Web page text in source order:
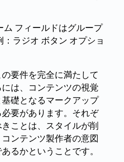
ム フィールドはグループ
ラジオ ボタン オプショ
要件を完全に満たして
は、コンテンツの視覚
礎となるマークアップ
要があります。それぞ
ことは、スタイルが削
ンテンツ製作者の意図
るかということです。